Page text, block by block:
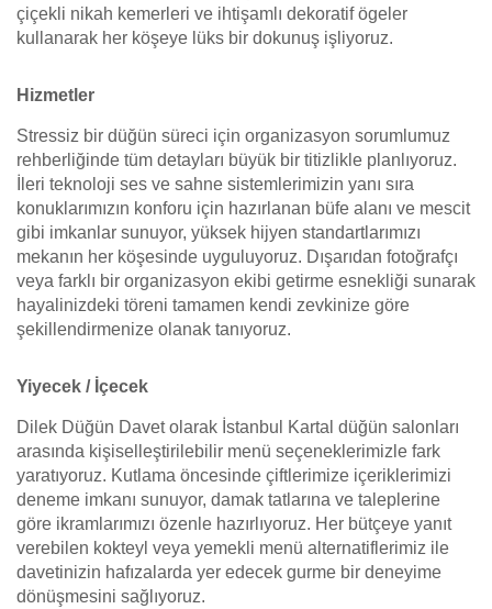
çiçekli nikah kemerleri ve ihtişamlı dekoratif ögeler
kullanarak her köşeye lüks bir dokunuş işliyoruz.
Hizmetler
Stressiz bir düğün süreci için organizasyon sorumlumuz
rehberliğinde tüm detayları büyük bir titizlikle planlıyoruz.
İleri teknoloji ses ve sahne sistemlerimizin yanı sıra
konuklarımızın konforu için hazırlanan büfe alanı ve mescit
gibi imkanlar sunuyor, yüksek hijyen standartlarımızı
mekanın her köşesinde uyguluyoruz. Dışarıdan fotoğrafçı
veya farklı bir organizasyon ekibi getirme esnekliği sunarak
hayalinizdeki töreni tamamen kendi zevkinize göre
şekillendirmenize olanak tanıyoruz.
Yiyecek / İçecek
Dilek Düğün Davet olarak İstanbul Kartal düğün salonları
arasında kişiselleştirilebilir menü seçeneklerimizle fark
yaratıyoruz. Kutlama öncesinde çiftlerimize içeriklerimizi
deneme imkanı sunuyor, damak tatlarına ve taleplerine
göre ikramlarımızı özenle hazırlıyoruz. Her bütçeye yanıt
verebilen kokteyl veya yemekli menü alternatiflerimiz ile
davetinizin hafızalarda yer edecek gurme bir deneyime
dönüşmesini sağlıyoruz.